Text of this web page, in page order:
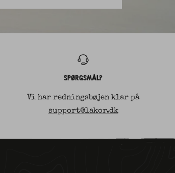
SPØRGSMÅL?
Vi har redningsbøjen klar på
support@lakor.dk